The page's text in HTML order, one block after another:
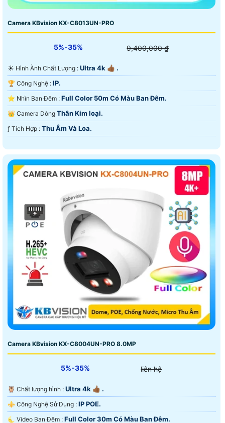
Camera KBvision KX-C8013UN-PRO
5%-35% 9,400,000 ₫
☀️ Hình Ành Chất Lượng : Ultra 4k 👍🏾 .
🏆 Công Nghệ : IP.
⭐ Nhìn Ban Đêm : Full Color 50m Có Màu Ban Ðêm.
👑 Camera Dòng Thân Kim loại.
️ƒ Tích Hợp : Thu Âm Và Loa.
Camera KBvision KX-C8004UN-PRO 8.0MP
5%-35% liên hệ
🦉 Chất lượng hình : Ultra 4k 👍🏾 .
⚜️ Công Nghệ Sử Dụng : IP POE.
🌜 Video Ban Đêm : Full Color 30m Có Màu Ban Ðêm.